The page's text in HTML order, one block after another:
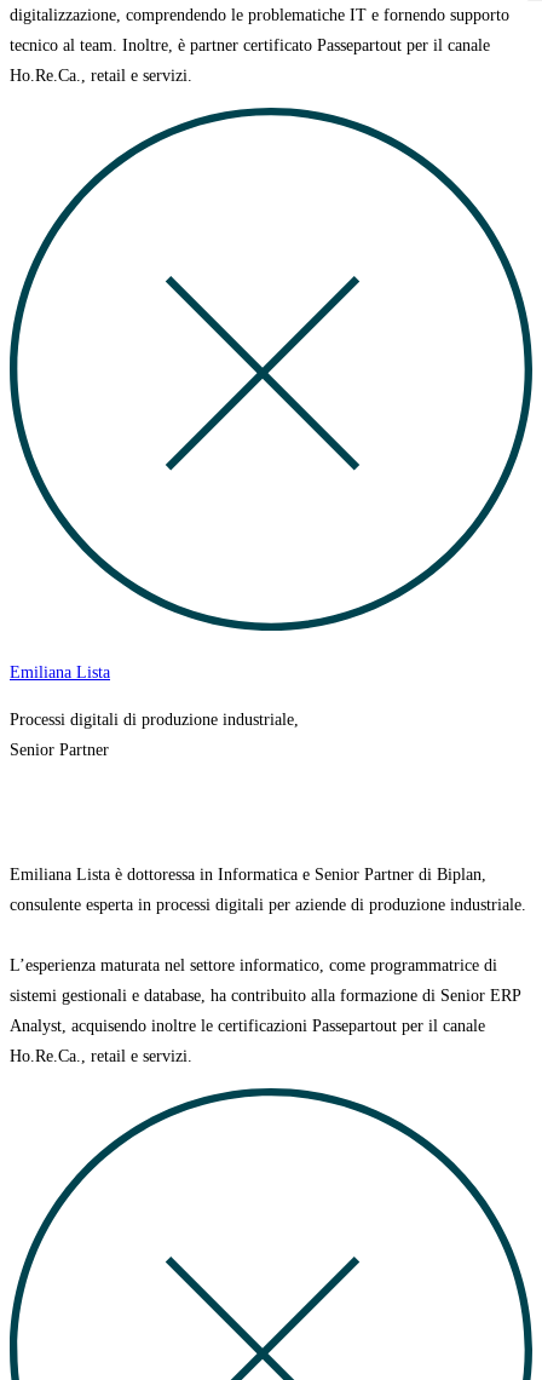
digitalizzazione, comprendendo le problematiche IT e fornendo supporto
tecnico al team. Inoltre, è partner certificato Passepartout per il canale
Ho.Re.Ca., retail e servizi.
Emiliana Lista
Processi digitali di produzione industriale,
Senior Partner
Emiliana Lista è dottoressa in Informatica e Senior Partner di Biplan,
consulente esperta in processi digitali per aziende di produzione industriale.
L’esperienza maturata nel settore informatico, come programmatrice di
sistemi gestionali e database, ha contribuito alla formazione di Senior ERP
Analyst, acquisendo inoltre le certificazioni Passepartout per il canale
Ho.Re.Ca., retail e servizi.